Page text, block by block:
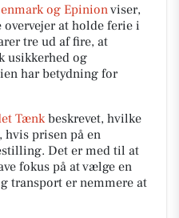
og Epinionviser,
at holde ferie i
tre ud af fire, at
usikkerhed og
har betydning for
Tænkbeskrevet, hvilke
prisen på en
Det er med til at
fokus på at vælge en
transport er nemmere at